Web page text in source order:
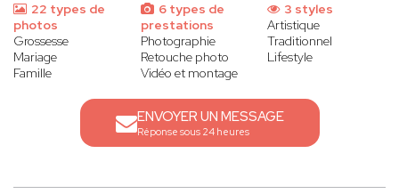
22 types de
photos
Grossesse
Mariage
Famille
6 types de
prestations
Photographie
Retouche photo
Vidéo et montage
3 styles
Artistique
Traditionnel
Lifestyle
ENVOYER UN MESSAGE
Réponse sous 24 heures